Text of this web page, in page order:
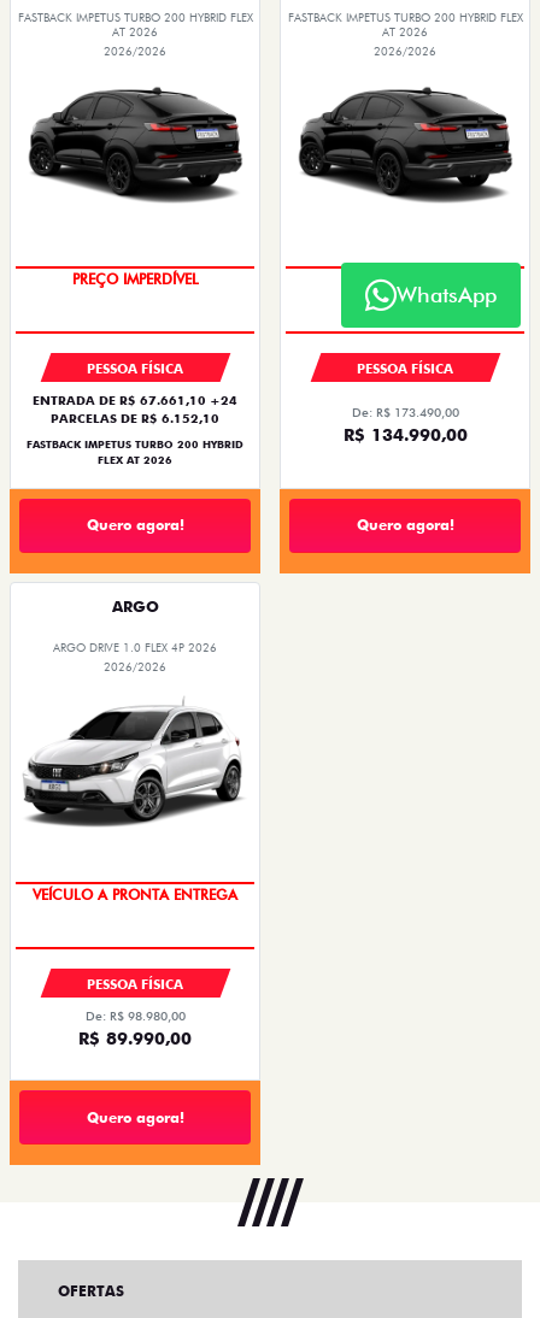
FASTBACK IMPETUS TURBO 200 HYBRID FLEX
AT 2026
2026/2026
PESSOA FÍSICA
ENTRADA DE R$ 67.661,10 +24
PARCELAS DE R$ 6.152,10
FASTBACK IMPETUS TURBO 200 HYBRID
FLEX AT 2026
Quero agora!
FASTBACK IMPETUS TURBO 200 HYBRID FLEX
AT 2026
2026/2026
PREÇO IMPERDÍVEL
PESSOA FÍSICA
De: R$ 173.490,00
R$ 134.990,00
Quero agora!
ARGO
ARGO DRIVE 1.0 FLEX 4P 2026
2026/2026
PESSOA FÍSICA
De: R$ 98.980,00
R$ 89.990,00
Quero agora!
WhatsApp
OFERTAS